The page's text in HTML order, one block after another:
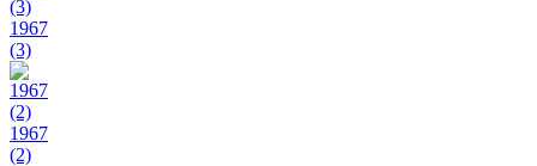
1967
(3)
1967
(2)